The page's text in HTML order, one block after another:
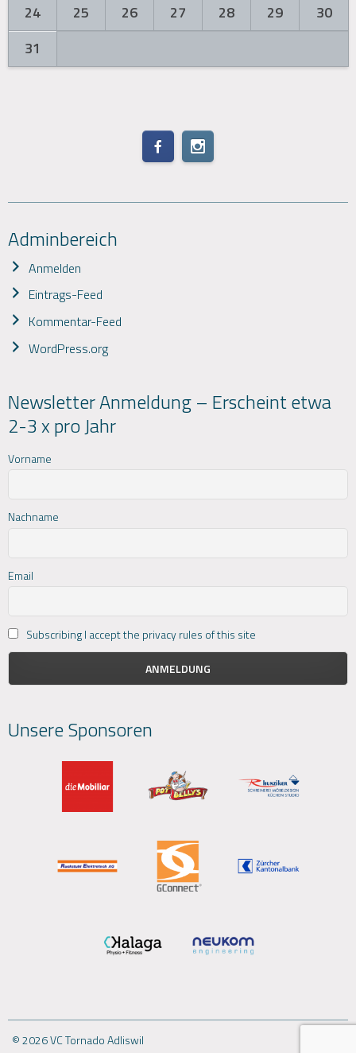
24
25 26 27 28 29
30
31
Adminbereich
Anmelden
Eintrags-Feed
Kommentar-Feed
WordPress.org
Newsletter Anmeldung – Erscheint etwa
2-3 x pro Jahr
Vorname
Nachname
Email
Subscribing I accept the privacy rules of this site
Unsere Sponsoren
© 2026 VC Tornado Adliswil